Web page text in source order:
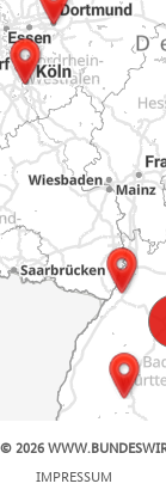
© 2026
IMPRESSUM